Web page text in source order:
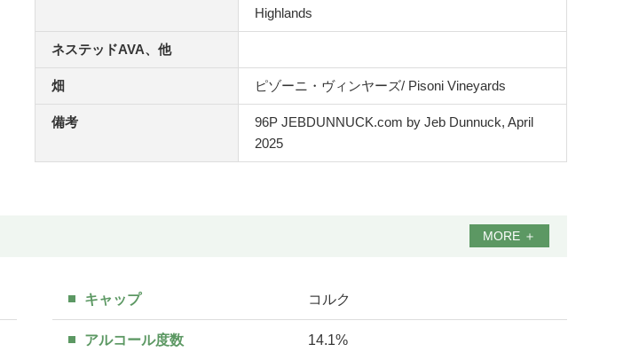
Highlands
ネステッドAVA、他
畑 ピゾーニ・ヴィンヤーズ/ Pisoni Vineyards
備考
96P JEBDUNNUCK.com by Jeb Dunnuck, April
2025
MORE ＋
キャップ コルク
アルコール度数 14.1%